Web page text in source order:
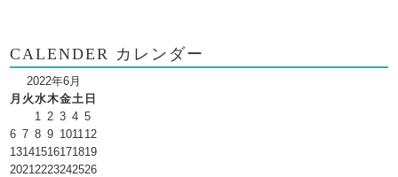
CALENDER カレンダー
2022年6月
月 火水木金土 日
1 2 3 4 5
6 7 8 9 101112
13141516171819
20212223242526